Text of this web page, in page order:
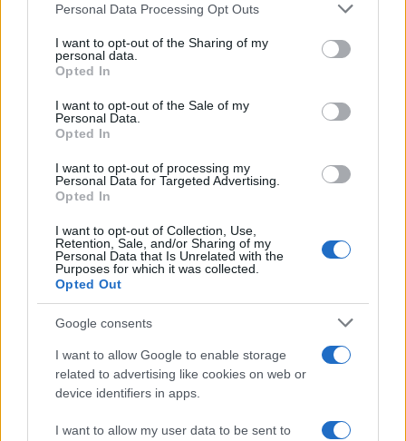
This information may also be disclosed by us to third parties
disclose it to other third parties.
Please note that this website/app uses one or more Google
services and may gather and store information including but
not limited to your visit or usage behaviour. You may click to
grant or deny consent to Google and its third-party tags to
consent section.
Personal Data Processing Opt Outs
I want to opt-out of the Sharing of my
personal data.
Opted In
I want to opt-out of the Sale of my
Personal Data.
Opted In
I want to opt-out of processing my
Personal Data for Targeted Advertising.
Opted In
I want to opt-out of Collection, Use,
Retention, Sale, and/or Sharing of my
Personal Data that Is Unrelated with the
Purposes for which it was collected.
Opted Out
Google consents
I want to allow Google to enable storage
related to advertising like cookies on web or
device identifiers in apps.
I want to allow my user data to be sent to